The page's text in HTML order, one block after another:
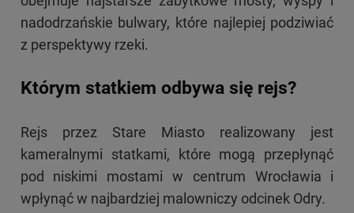
nadodrzańskie bulwary, które najlepiej podziwiać
z perspektywy rzeki.
Którym statkiem odbywa się rejs?
Rejs przez Stare Miasto realizowany jest
kameralnymi statkami, które mogą przepłynąć
pod niskimi mostami w centrum Wrocławia i
wpłynąć w najbardziej malowniczy odcinek Odry.